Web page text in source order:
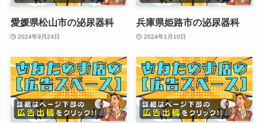
愛媛県松山市の泌尿器科
2024年9月24日
兵庫県姫路市の泌尿器科
2024年1月10日